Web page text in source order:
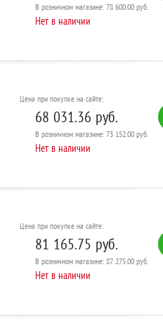
В розничном магазине: 78 600.00 руб.
Нет в наличии
Цена при покупке на сайте:
68 031.36 руб.
В розничном магазине: 73 152.00 руб.
Нет в наличии
Цена при покупке на сайте:
81 165.75 руб.
В розничном магазине: 87 275.00 руб.
Нет в наличии